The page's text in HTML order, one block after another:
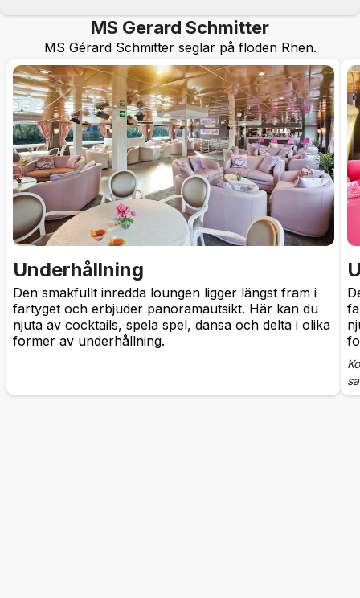
MS Gerard Schmitter
MS Gérard Schmitter seglar på floden Rhen.
Underhållning
Den smakfullt inredda loungen ligger längst fram i
fartyget och erbjuder panoramautsikt. Här kan du
njuta av cocktails, spela spel, dansa och delta i olika
former av underhållning.